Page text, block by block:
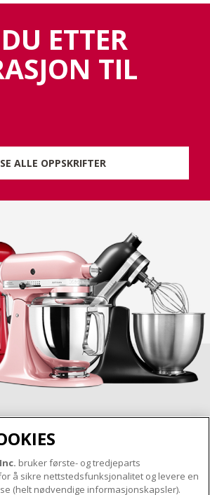
ETTER
TIL
SE ALLE OPPSKRIFTER
bruker første- og tredjeparts
å sikre nettstedsfunksjonalitet og levere en
(helt nødvendige informasjonskapsler).